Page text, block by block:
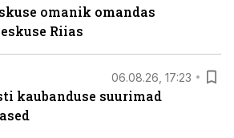
omanik omandas
Riias
06.08.26, 17:23
kaubanduse suurimad